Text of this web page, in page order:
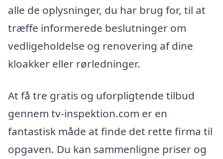
alle de oplysninger, du har brug for, til at
træffe informerede beslutninger om
vedligeholdelse og renovering af dine
kloakker eller rørledninger.
At få tre gratis og uforpligtende tilbud
gennem tv-inspektion.com er en
fantastisk måde at finde det rette firma til
opgaven. Du kan sammenligne priser og